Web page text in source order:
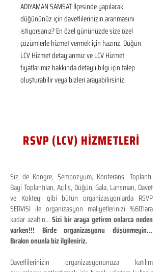
ADIYAMAN SAMSAT İlçesinde yapılacak
düğününüz için davetlilerinizin aranmasını
istiyorsanız? En özel gününüzde size özel
çözümlerle hizmet vermek için hazırız. Düğün
LCV Hizmet detaylarımız ve LCV Hizmet
fiyatlarımız hakkında detaylı bilgi için talep
oluşturabilir veya bizleri arayabilirsiniz.
RSVP (LCV) HİZMETLERİ
Siz de Kongre, Sempozyum, Konferans, Toplantı,
Bayi Toplantıları, Açılış, Düğün, Gala, Lansman, Davet
ve Kokteyl gibi bütün organizasyonlarda RSVP
SERVİSİ ile organizasyon maliyetlerinizi %60'lara
kadar azaltın...Sizi bir araya getiren onlarca neden
varken!!! Birde organizasyonu düşünmeyin...
Bırakın onunla biz ilgileniriz.
Davetlilerinizin organizasyonunuza katılım